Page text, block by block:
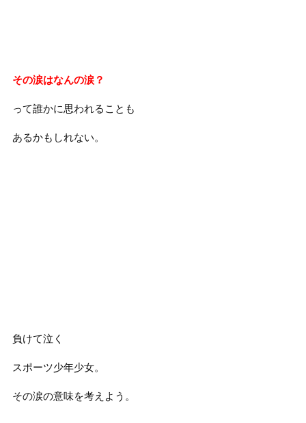
その涙はなんの涙？
って誰かに思われることも
あるかもしれない。
負けて泣く
スポーツ少年少女。
その涙の意味を考えよう。